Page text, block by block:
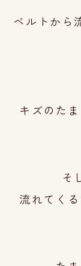
ベルトから
キズのた
そ
流れてく